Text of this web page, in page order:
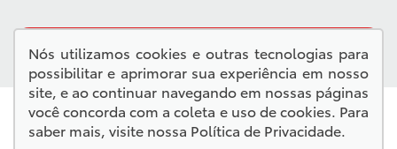
Nós utilizamos cookies e outras tecnologias para
possibilitar e aprimorar sua experiência em nosso
site, e ao continuar navegando em nossas páginas
você concorda com a coleta e uso de cookies. Para
saber mais, visite nossa Política de Privacidade.